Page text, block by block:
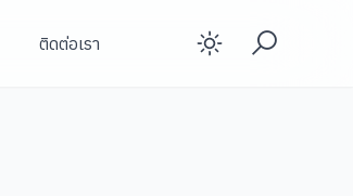
ติดต่อเรา Enable